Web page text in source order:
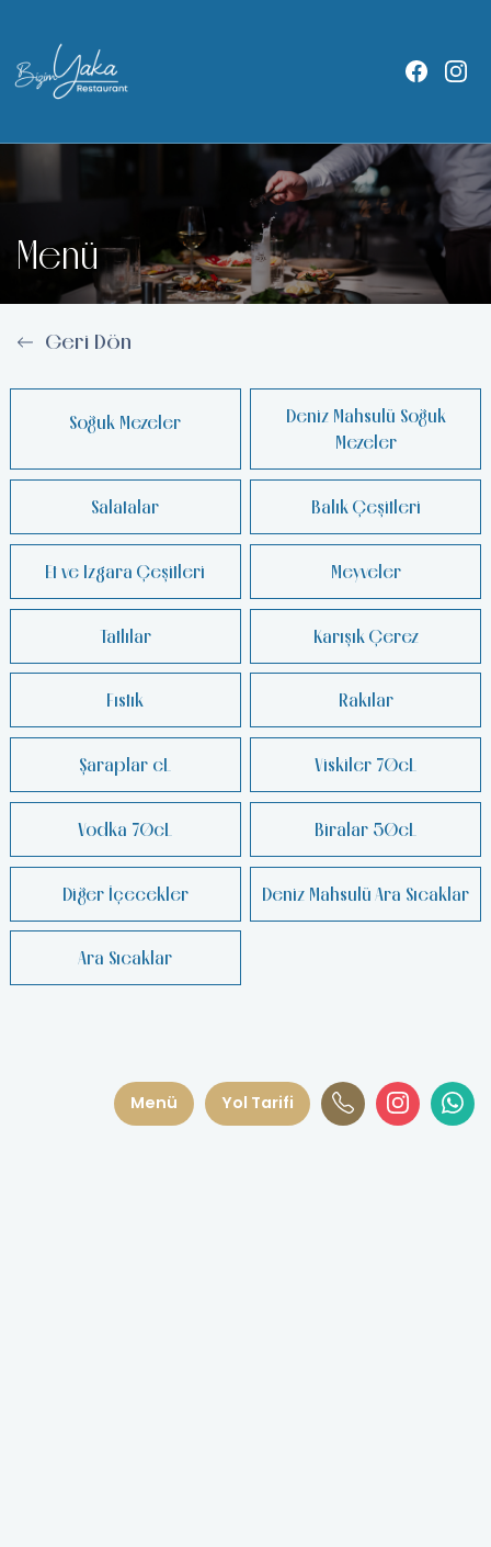
Menü
Geri Dön
Soğuk Mezeler
Deniz Mahsulü Soğuk
Mezeler
Salatalar Balık Çeşitleri
Et ve Izgara Çeşitleri Meyveler
Tatlılar Karışık Çerez
Fıstık Rakılar
Şaraplar cL Viskiler 70cL
Vodka 70cL Biralar 50cL
Diğer İçecekler Deniz Mahsulü Ara Sıcaklar
Ara Sıcaklar
Menü Yol Tarifi